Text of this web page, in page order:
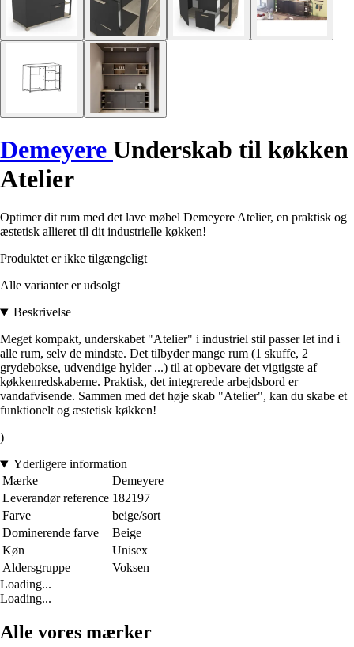
Demeyere Underskab til køkken
Atelier
Optimer dit rum med det lave møbel Demeyere Atelier, en praktisk og
æstetisk allieret til dit industrielle køkken!
Produktet er ikke tilgængeligt
Alle varianter er udsolgt
Beskrivelse
Meget kompakt, underskabet "Atelier" i industriel stil passer let ind i
alle rum, selv de mindste. Det tilbyder mange rum (1 skuffe, 2
grydebokse, udvendige hylder ...) til at opbevare det vigtigste af
køkkenredskaberne. Praktisk, det integrerede arbejdsbord er
vandafvisende. Sammen med det høje skab "Atelier", kan du skabe et
funktionelt og æstetisk køkken!
)
Yderligere information
Mærke
Demeyere
Leverandør reference 182197
Farve
beige/sort
Dominerende farve
Beige
Køn
Unisex
Aldersgruppe
Voksen
Loading...
Loading...
Alle vores mærker